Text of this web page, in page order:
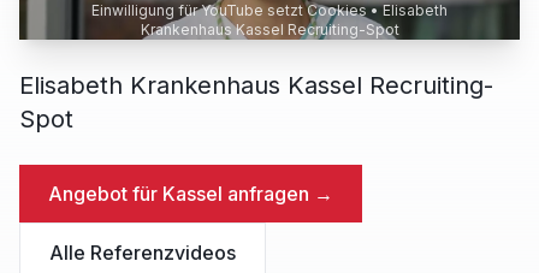
Einwilligung für YouTube setzt Cookies •Elisabeth
Krankenhaus Kassel Recruiting-Spot
Elisabeth Krankenhaus Kassel Recruiting-
Spot
Angebot für Kassel anfragen →
Alle Referenzvideos